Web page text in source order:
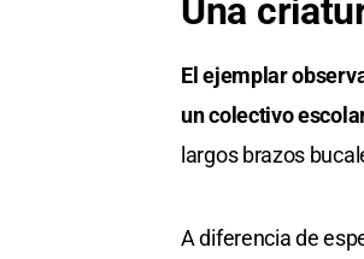
Una
El ejemplar
un colectivo
largos brazos
A diferencia de